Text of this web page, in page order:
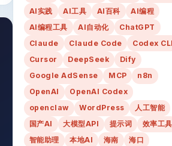
AI实践
AI工具 AI百科
AI编程
AI编程工具
AI自动化
ChatGPT
Claude
Claude Code
Codex CLI
Cursor
DeepSeek
Dify
Google AdSense
MCP
n8n
OpenAI
OpenAI Codex
openclaw
WordPress
人工智能
国产AI
大模型API 提示词
效率工具
智能助理
本地AI 海南
海口